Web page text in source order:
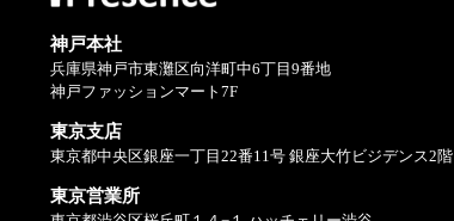
神戸本社
兵庫県神戸市東灘区向洋町中6丁目9番地
神戸ファッションマート7F
東京支店
東京都中央区銀座一丁目22番11号 銀座大竹ビジデンス2階
東京営業所